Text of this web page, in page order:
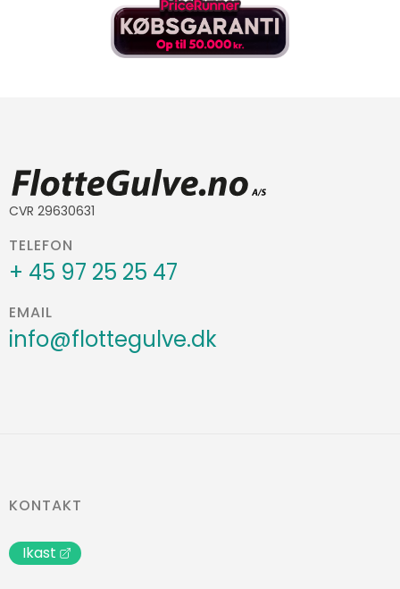
CVR 29630631
TELEFON
+ 45 97 25 25 47
EMAIL
info@flottegulve.dk
KONTAKT
Ikast